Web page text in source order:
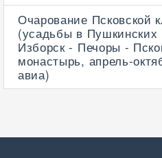
Очарование Псковской
(усадьбы в Пушкинских
Изборск - Печоры -
монастырь, апрель-
авиа)